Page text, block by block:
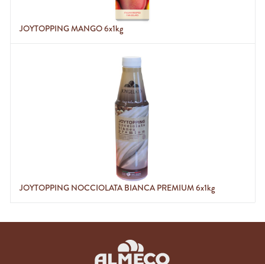
JOYTOPPING MANGO 6x1kg
JOYTOPPING NOCCIOLATA BIANCA PREMIUM 6x1kg